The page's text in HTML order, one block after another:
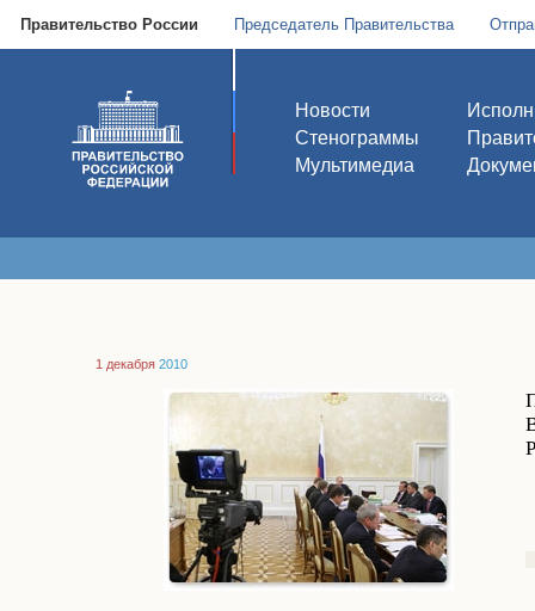
Правительство России Председатель Правительства
Новости
Стенограммы
Мультимедиа
1 декабря 2010